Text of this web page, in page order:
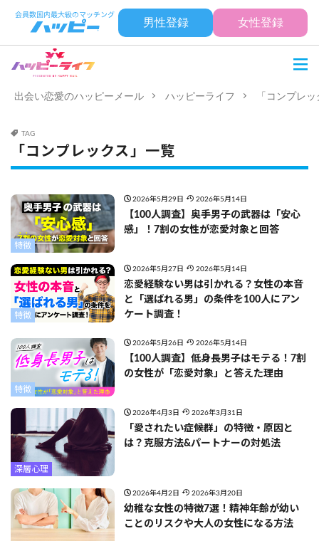
男性登録 女性登録
出会い恋愛のハッピーメール ハッピーライフ 「コンプレ
TAG
「コンプレックス」一覧
特徴
2026年5月29日 2026年5月14日
【100人調査】奥手男子の武器は「安心
感」！7割の女性が恋愛対象と回答
特徴
2026年5月27日 2026年5月14日
恋愛経験ない男は引かれる？女性の本音
と「選ばれる男」の条件を100人にアン
ケート調査！
特徴
2026年5月26日 2026年5月14日
【100人調査】低身長男子はモテる！7割
の女性が「恋愛対象」と答えた理由
深層心理
2026年4月3日 2026年3月31日
「愛されたい症候群」の特徴・原因と
は？克服方法&パートナーの対処法
2026年4月2日 2026年3月20日
幼稚な女性の特徴7選！精神年齢が幼い
ことのリスクや大人の女性になる方法